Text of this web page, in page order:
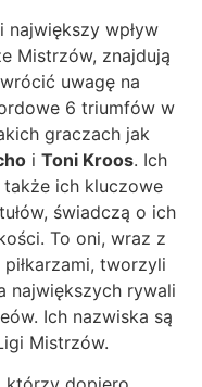
wpływ
Mistrzów, znajdują
uwagę na
6 triumfów w
graczach jak
i Toni Kroos. Ich
ich kluczowe
świadczą o ich
To oni, wraz z
tworzyli
największych rywali
Ich nazwiska są
Mistrzów.